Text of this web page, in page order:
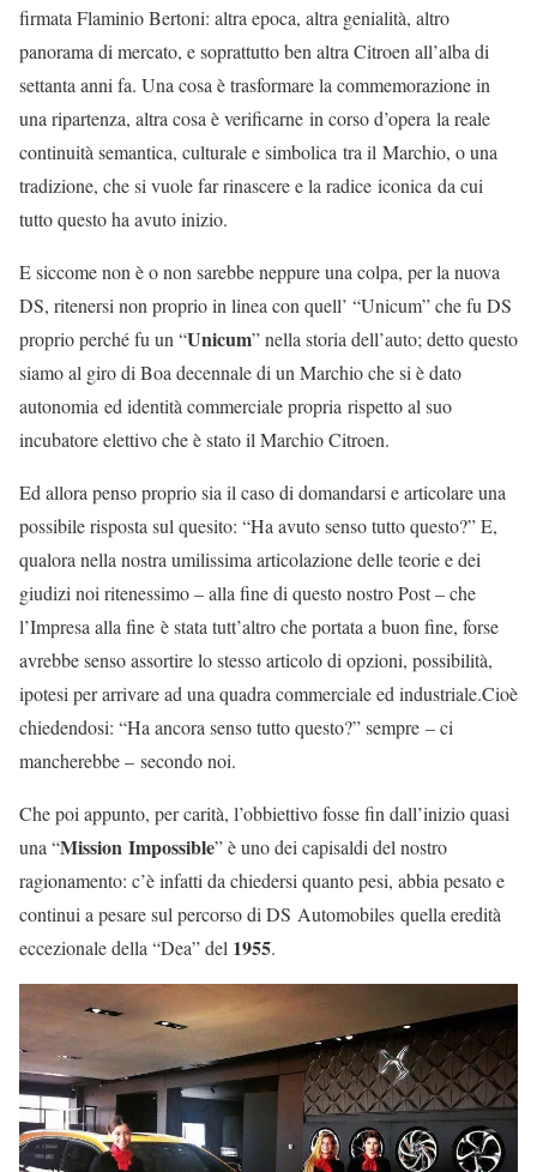
firmata Flaminio Bertoni: altra epoca, altra genialità, altro
panorama di mercato, e soprattutto ben altra Citroen all’alba di
settanta anni fa. Una cosa è trasformare la commemorazione in
una ripartenza, altra cosa è verificarne in corso d’opera la reale
continuità semantica, culturale e simbolica tra il Marchio, o una
tradizione, che si vuole far rinascere e la radice iconica da cui
tutto questo ha avuto inizio.
E siccome non è o non sarebbe neppure una colpa, per la nuova
DS, ritenersi non proprio in linea con quell’ “Unicum” che fu DS
proprio perché fu un “Unicum” nella storia dell’auto; detto questo
siamo al giro di Boa decennale di un Marchio che si è dato
autonomia ed identità commerciale propria rispetto al suo
incubatore elettivo che è stato il Marchio Citroen.
Ed allora penso proprio sia il caso di domandarsi e articolare una
possibile risposta sul quesito: “Ha avuto senso tutto questo?” E,
qualora nella nostra umilissima articolazione delle teorie e dei
giudizi noi ritenessimo – alla fine di questo nostro Post – che
l’Impresa alla fine è stata tutt’altro che portata a buon fine, forse
avrebbe senso assortire lo stesso articolo di opzioni, possibilità,
ipotesi per arrivare ad una quadra commerciale ed industriale.Cioè
chiedendosi: “Ha ancora senso tutto questo?” sempre – ci
mancherebbe – secondo noi.
Che poi appunto, per carità, l’obbiettivo fosse fin dall’inizio quasi
una “Mission Impossible” è uno dei capisaldi del nostro
ragionamento: c’è infatti da chiedersi quanto pesi, abbia pesato e
continui a pesare sul percorso di DS Automobiles quella eredità
eccezionale della “Dea” del 1955.